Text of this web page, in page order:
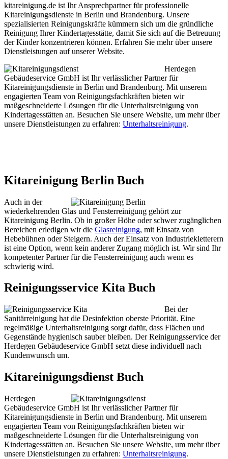
kitareinigung.de ist Ihr Ansprechpartner für professionelle
Kitareinigungsdienste in Berlin und Brandenburg. Unsere
spezialisierten Reinigungskräfte kümmern sich um die gründliche
Reinigung Ihrer Kindertagesstätte, damit Sie sich auf die Betreuung
der Kinder konzentrieren können. Erfahren Sie mehr über unsere
Dienstleistungen auf unserer Website.
Herdegen
Gebäudeservice GmbH ist Ihr verlässlicher Partner für
Kitareinigungsdienste in Berlin und Brandenburg. Mit unserem
engagierten Team von Reinigungsfachkräften bieten wir
maßgeschneiderte Lösungen für die Unterhaltsreinigung von
Kindertagesstätten an. Besuchen Sie unsere Website, um mehr über
unsere Dienstleistungen zu erfahren: Unterhaltsreinigung.
Kitareinigung Berlin Buch
Auch in der
wiederkehrenden Glas und Fensterreinigung gehört zur
Kitareinigung Berlin. Ob in großer Höhe oder schwer zugänglichen
Bereichen erledigen wir die Glasreinigung, mit Einsatz von
Hebebühnen oder Steigern. Auch der Einsatz von Industriekletterern
ist eine Option, wenn kein anderer Zugang möglich ist. Wir sind Ihr
kompetenter Partner für die Fensterreinigung auch wenn es
schwierig wird.
Reinigungsservice Kita Buch
Bei der
Sanitärreinigung hat die Desinfektion oberste Priorität. Eine
regelmäßige Unterhaltsreinigung sorgt dafür, dass Flächen und
Gegenstände hygienisch sauber bleiben. Der Reinigungsservice der
Herdegen Gebäudeservice GmbH setzt diese individuell nach
Kundenwunsch um.
Kitareinigungsdienst Buch
Herdegen
Gebäudeservice GmbH ist Ihr verlässlicher Partner für
Kitareinigungsdienste in Berlin und Brandenburg. Mit unserem
engagierten Team von Reinigungsfachkräften bieten wir
maßgeschneiderte Lösungen für die Unterhaltsreinigung von
Kindertagesstätten an. Besuchen Sie unsere Website, um mehr über
unsere Dienstleistungen zu erfahren: Unterhaltsreinigung.